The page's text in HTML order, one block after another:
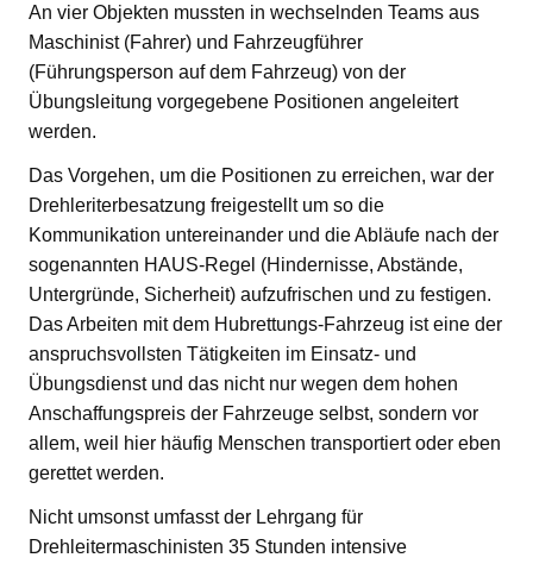
An vier Objekten mussten in wechselnden Teams aus
Maschinist (Fahrer) und Fahrzeugführer
(Führungsperson auf dem Fahrzeug) von der
Übungsleitung vorgegebene Positionen angeleitert
werden.
Das Vorgehen, um die Positionen zu erreichen, war der
Drehleriterbesatzung freigestellt um so die
Kommunikation untereinander und die Abläufe nach der
sogenannten HAUS-Regel (Hindernisse, Abstände,
Untergründe, Sicherheit) aufzufrischen und zu festigen.
Das Arbeiten mit dem Hubrettungs-Fahrzeug ist eine der
anspruchsvollsten Tätigkeiten im Einsatz- und
Übungsdienst und das nicht nur wegen dem hohen
Anschaffungspreis der Fahrzeuge selbst, sondern vor
allem, weil hier häufig Menschen transportiert oder eben
gerettet werden.
Nicht umsonst umfasst der Lehrgang für
Drehleitermaschinisten 35 Stunden intensive